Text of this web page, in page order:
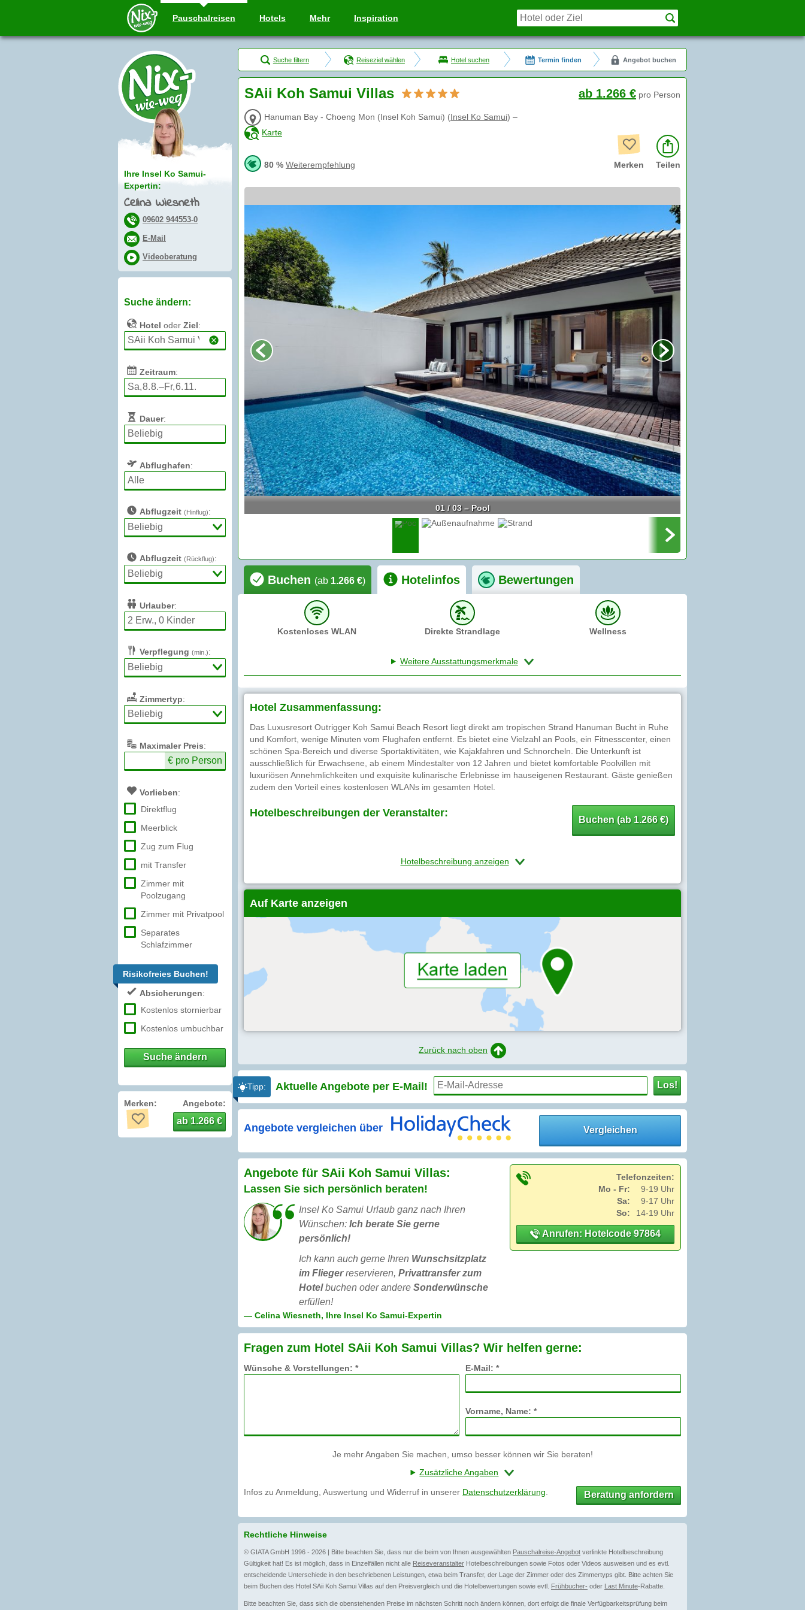
Pauschalreisen Hotels Mehr Inspiration
Ihre Insel Ko Samui-
Expertin:
Celina Wiesneth
09602 944553-0
E-Mail
Videoberatung
Suche ändern:
Hotel oder Ziel:
Zeitraum:
Dauer:
Abflughafen:
Abflugzeit (Hinflug):
Abflugzeit (Rückflug):
Urlauber:
Verpflegung (min.):
Zimmertyp:
Maximaler Preis:
€ pro Person
Vorlieben:
Direktflug
Meerblick
Zug zum Flug
mit Transfer
Zimmer mit
Poolzugang
Zimmer mit Privatpool
Separates
Schlafzimmer
Risikofreies Buchen!
Absicherungen:
Kostenlos stornierbar
Kostenlos umbuchbar
Suche ändern
Merken: Angebote:
ab 1.266 €
Suche filtern Reiseziel wählen Hotel suchen Termin finden Angebot buchen
SAii Koh Samui Villas
Hanuman Bay - Choeng Mon (Insel Koh Samui) (Insel Ko Samui) –
Karte
80 % Weiterempfehlung
ab 1.266 € pro Person
Merken Teilen
01 / 03 – Pool
Buchen (ab 1.266 €) Hotelinfos Bewertungen
Kostenloses WLAN Direkte Strandlage Wellness
Weitere Ausstattungsmerkmale
Hotel Zusammenfassung:
Das Luxusresort Outrigger Koh Samui Beach Resort liegt direkt am tropischen Strand Hanuman Bucht in Ruhe
und Komfort, wenige Minuten vom Flughafen entfernt. Es bietet eine Vielzahl an Pools, ein Fitnesscenter, einen
schönen Spa-Bereich und diverse Sportaktivitäten, wie Kajakfahren und Schnorcheln. Die Unterkunft ist
ausschließlich für Erwachsene, ab einem Mindestalter von 12 Jahren und bietet komfortable Poolvillen mit
luxuriösen Annehmlichkeiten und exquisite kulinarische Erlebnisse im hauseigenen Restaurant. Gäste genießen
zudem den Vorteil eines kostenlosen WLANs im gesamten Hotel.
Hotelbeschreibungen der Veranstalter:
Buchen (ab 1.266 €)
Hotelbeschreibung anzeigen
Auf Karte anzeigen
Zurück nach oben
Tipp: Aktuelle Angebote per E-Mail! Los!
Angebote vergleichen über Vergleichen
Angebote für SAii Koh Samui Villas:
Lassen Sie sich persönlich beraten!
Insel Ko Samui Urlaub ganz nach Ihren
Wünschen: Ich berate Sie gerne
persönlich!
Ich kann auch gerne Ihren Wunschsitzplatz
im Fliegerreservieren, Privattransfer zum
Hotelbuchen oder andere Sonderwünsche
erfüllen!
— Celina Wiesneth, Ihre Insel Ko Samui-Expertin
Telefonzeiten:
Mo - Fr:
9-19 Uhr
Sa:
9-17 Uhr
So:
14-19 Uhr
Anrufen: Hotelcode 97864
Fragen zum Hotel SAii Koh Samui Villas? Wir helfen gerne:
Wünsche & Vorstellungen: * E-Mail: *
Vorname, Name: *
Je mehr Angaben Sie machen, umso besser können wir Sie beraten!
Zusätzliche Angaben
Infos zu Anmeldung, Auswertung und Widerruf in unserer Datenschutzerklärung Beratung anfordern
Rechtliche Hinweise
© GIATA GmbH 1996 - 2026 | Bitte beachten Sie, dass nur die beim von Ihnen ausgewählten Pauschalreise-Angebot verlinkte Hotelbeschreibung
Gültigkeit hat! Es ist möglich, dass in Einzelfällen nicht alle Reiseveranstalter Hotelbeschreibungen sowie Fotos oder Videos ausweisen und es evtl.
entscheidende Unterschiede in den beschriebenen Leistungen, etwa beim Transfer, der Lage der Zimmer oder des Zimmertyps gibt. Bitte achten Sie
beim Buchen des Hotel SAii Koh Samui Villas auf den Preisvergleich und die Hotelbewertungen sowie evtl. Frühbucher- oder Last Minute-Rabatte.
Bitte beachten Sie, dass sich die obenstehenden Preise im nächsten Schritt noch ändern können, dort erfolgt die finale Verfügbarkeitsprüfung beim